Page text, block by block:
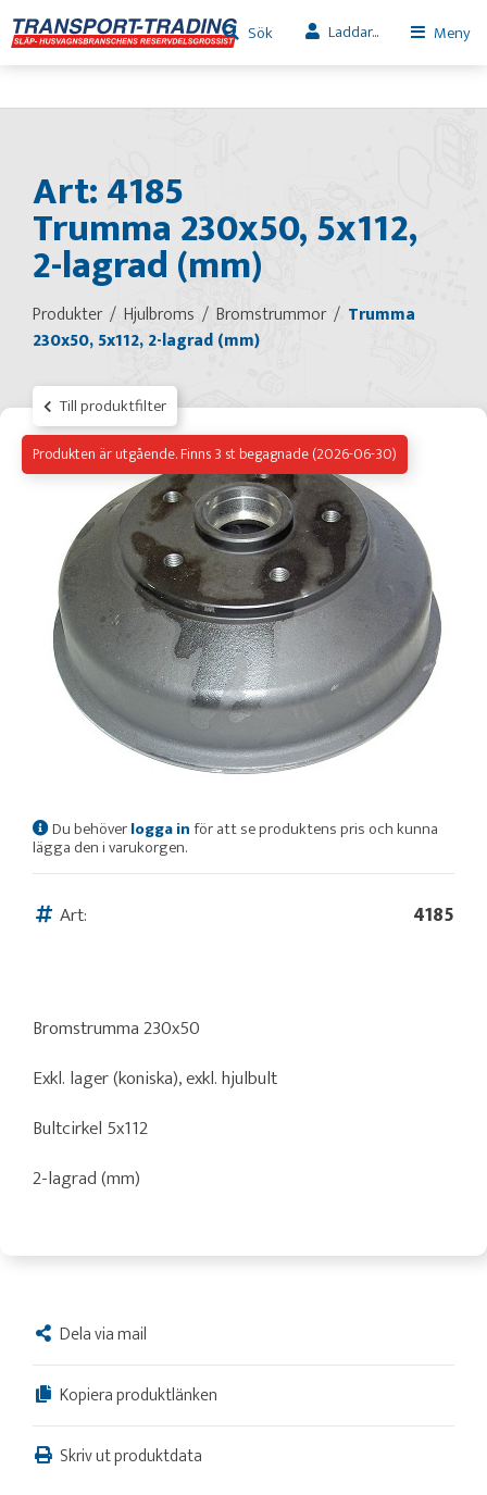
Sök Laddar... Meny
Art: 4185
Trumma 230x50, 5x112,
2-lagrad (mm)
Produkter Hjulbroms Bromstrummor
Trumma
230x50, 5x112, 2-lagrad (mm)
Till produktfilter
Produkten är utgående. Finns 3 st begagnade (2026-06-30)
Du behöverlogga inför att se produktens pris och kunna
lägga den i varukorgen.
Art: 4185
Bromstrumma 230x50
Exkl. lager (koniska), exkl. hjulbult
Bultcirkel 5x112
2-lagrad (mm)
Dela via mail
Kopiera produktlänken
Skriv ut produktdata